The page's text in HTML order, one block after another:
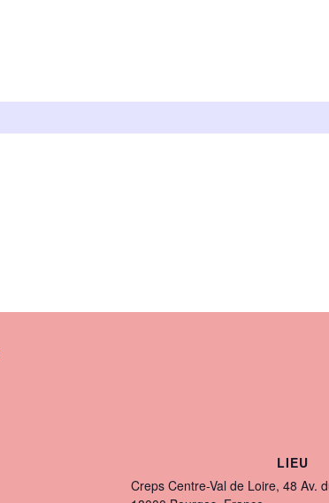
LIEU
Creps Centre-Val de Loire, 48 Av.